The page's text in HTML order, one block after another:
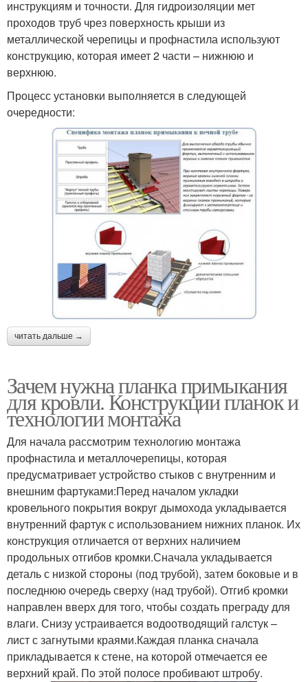
инструкциям и точности. Для гидроизоляции мет
проходов труб чрез поверхность крыши из
металлической черепицы и профнастила используют
конструкцию, которая имеет 2 части – нижнюю и
верхнюю.
Процесс установки выполняется в следующей
очередности:
читать дальше →
Зачем нужна планка примыкания
для кровли. Конструкции планок и
технологии монтажа
Для начала рассмотрим технологию монтажа
профнастила и металлочерепицы, которая
предусматривает устройство стыков с внутренним и
внешним фартуками:Перед началом укладки
кровельного покрытия вокруг дымохода укладывается
внутренний фартук с использованием нижних планок. Их
конструкция отличается от верхних наличием
продольных отгибов кромки.Сначала укладывается
деталь с низкой стороны (под трубой), затем боковые и в
последнюю очередь сверху (над трубой). Отгиб кромки
направлен вверх для того, чтобы создать преграду для
влаги. Снизу устраивается водоотводящий галстук –
лист с загнутыми краями.Каждая планка сначала
прикладывается к стене, на которой отмечается ее
верхний край. По этой полосе пробивают штробу.